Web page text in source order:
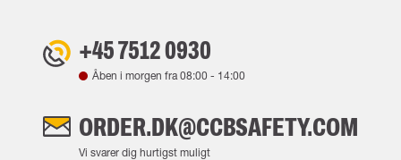
+45 7512 0930
Åben i morgen fra08:00 - 14:00
ORDER.DK@CCBSAFETY.COM
Vi svarer dig hurtigst muligt